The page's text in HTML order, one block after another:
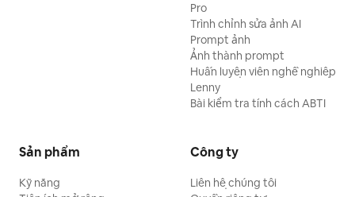
Pro
Trình chỉnh sửa ảnh AI
Prompt ảnh
Ảnh thành prompt
Huấn luyện viên nghề nghiệp
Lenny
Bài kiểm tra tính cách ABTI
Sản phẩm
Kỹ năng
Công ty
Liên hệ chúng tôi